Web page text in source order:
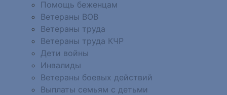
Помощь беженцам
Ветераны ВОВ
Ветераны труда
Ветераны труда КЧР
Дети войны
Инвалиды
Ветераны боевых действий
Выплаты семьям с детьми